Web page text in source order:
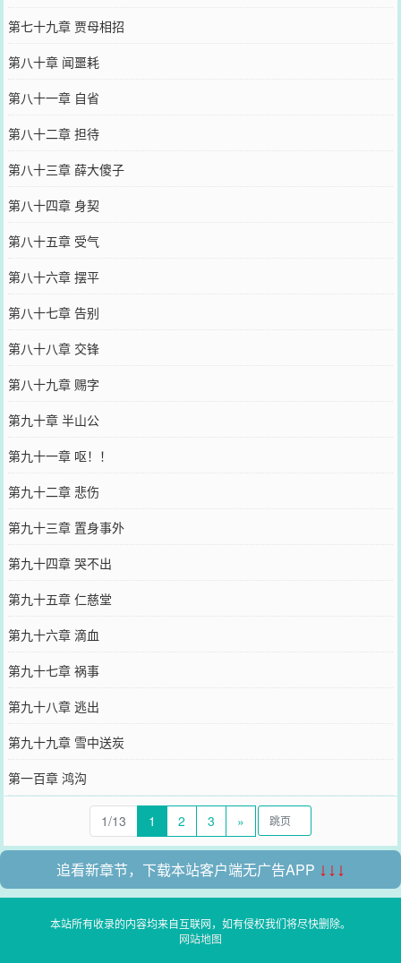
第七十九章 贾母相招
第八十章 闻噩耗
第八十一章 自省
第八十二章 担待
第八十三章 薛大傻子
第八十四章 身契
第八十五章 受气
第八十六章 摆平
第八十七章 告别
第八十八章 交锋
第八十九章 赐字
第九十章 半山公
第九十一章 呕！！
第九十二章 悲伤
第九十三章 置身事外
第九十四章 哭不出
第九十五章 仁慈堂
第九十六章 滴血
第九十七章 祸事
第九十八章 逃出
第九十九章 雪中送炭
第一百章 鸿沟
1/13 1 2 3 »
追看新章节，下载本站客户端无广告APP ↓↓↓
本站所有收录的内容均来自互联网，如有侵权我们将尽快删除。
网站地图